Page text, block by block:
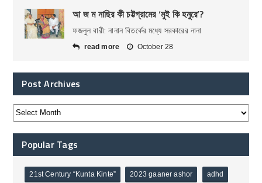
আ জ ম নাছির কী চট্টগ্রামের ‘মুই কি হনুরে’?
ফজলুল বারী: নানান বিতর্কের মধ্যে সরকারের নানা
read more October 28
Post Archives
Popular Tags
21st Century “Kunta Kinte” 2023 gaaner ashor adhd